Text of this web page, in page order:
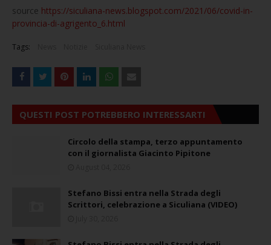
source https://siculiana-news.blogspot.com/2021/06/covid-in-
provincia-di-agrigento_6.html
Tags:
QUESTI POST POTREBBERO INTERESSARTI
Circolo della stampa, terzo appuntamento
con il giornalista Giacinto Pipitone
Stefano Bissi entra nella Strada degli
Scrittori, celebrazione a Siculiana (VIDEO)